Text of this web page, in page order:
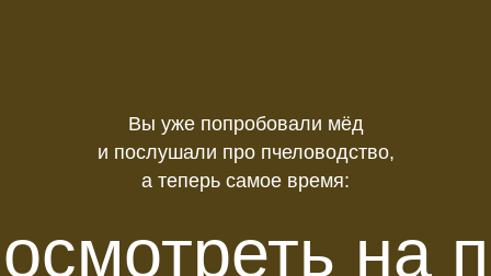
на
Вы уже попробовали мёд
и послушали про пчеловодство,
а теперь самое время: